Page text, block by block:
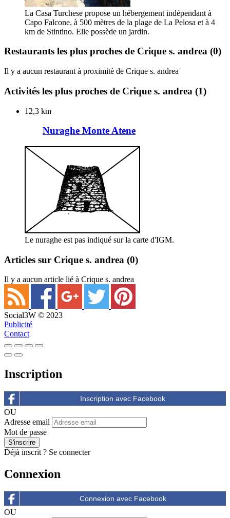
La Casa Turchese propose un hébergement indépendant à
Capo Falcone, à 500 mètres de la plage de La Pelosa et à 4
km de Stintino. Elle possède un jardin.
Restaurants les plus proches de Crique s. andrea (0)
Il y a aucun restaurant à proximité de Crique s. andrea
Activités les plus proches de Crique s. andrea (1)
12,3 km
Nuraghe Monte Atene
Le nuraghe est pas indiqué sur la carte d'IGM.
Articles sur Crique s. andrea (0)
Il y a aucun article lié à Crique s. andrea
Social3W © 2023
Publicité
Contact
Inscription
OU
Adresse email
Mot de passe
Déjà inscrit ? Se connecter
Connexion
OU